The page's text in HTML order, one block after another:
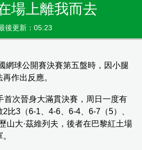
場上離我而去
後更新：05:23
網球公開賽決賽第五盤時，因小腿
作出反應。
首次晉身大滿貫決賽，周日一度有
比3（6-1、4-6、6-4、6-7（5）、
山大·茲維列夫，後者在巴黎紅土場